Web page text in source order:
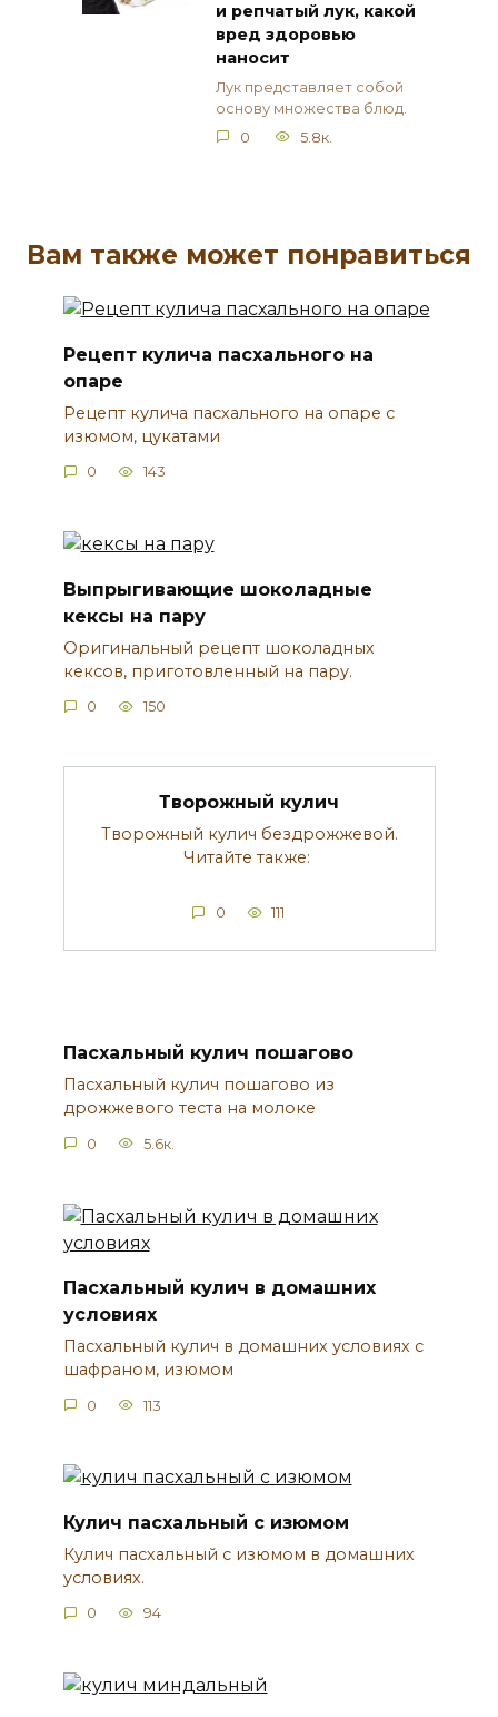
и репчатый лук, какой
вред здоровью
наносит
Лук представляет собой
основу множества блюд.
0
5.8к.
Вам также может понравиться
Рецепт кулича пасхального на
опаре
Рецепт кулича пасхального на опаре с
изюмом, цукатами
0 143
Выпрыгивающие шоколадные
кексы на пару
Оригинальный рецепт шоколадных
кексов, приготовленный на пару.
0 150
Творожный кулич
Творожный кулич бездрожжевой.
Читайте также:
0 111
Пасхальный кулич пошагово
Пасхальный кулич пошагово из
дрожжевого теста на молоке
0 5.6к.
Пасхальный кулич в домашних
условиях
Пасхальный кулич в домашних условиях с
шафраном, изюмом
0 113
Кулич пасхальный c изюмом
Кулич пасхальный c изюмом в домашних
условиях.
0 94